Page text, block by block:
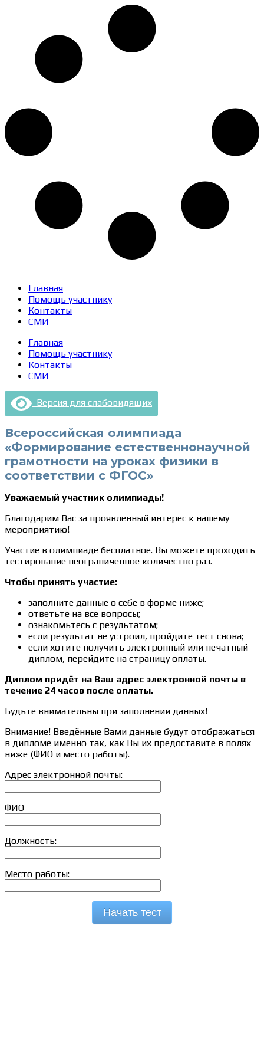
Главная
Помощь участнику
Контакты
СМИ
Главная
Помощь участнику
Контакты
СМИ
Версия для слабовидящих
Всероссийская олимпиада
«Формирование естественнонаучной
грамотности на уроках физики в
соответствии с ФГОС»
Уважаемый участник олимпиады!
Благодарим Вас за проявленный интерес к нашему
мероприятию!
Участие в олимпиаде бесплатное. Вы можете проходить
тестирование неограниченное количество раз.
Чтобы принять участие:
заполните данные о себе в форме ниже;
ответьте на все вопросы;
ознакомьтесь с результатом;
если результат не устроил, пройдите тест снова;
если хотите получить электронный или печатный
диплом, перейдите на страницу оплаты.
Диплом придёт на Ваш адрес электронной почты в
течение 24 часов после оплаты.
Будьте внимательны при заполнении данных!
Внимание! Введённые Вами данные будут отображаться
в дипломе именно так, как Вы их предоставите в полях
ниже (ФИО и место работы).
Адрес электронной почты:
ФИО
Должность:
Место работы:
Начать тест